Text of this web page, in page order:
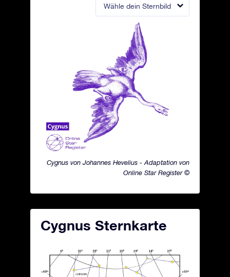
Wähle dein Sternbild
Cygnus von Johannes Hevelius - Adaptation von
Online Star Register ©
Cygnus Sternkarte